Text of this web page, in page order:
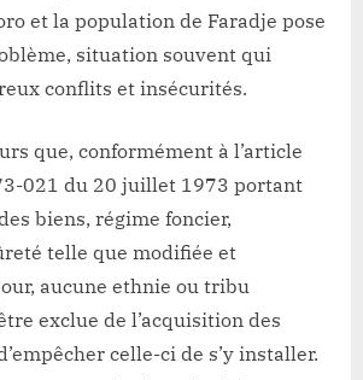
et la population de Faradje pose
situation souvent qui
conflits et insécurités.
que, conformément à l’article
021 du 20 juillet 1973 portant
biens, régime foncier,
telle que modifiée et
aucune ethnie ou tribu
exclue de l’acquisition des
celle-ci de s’y installer.